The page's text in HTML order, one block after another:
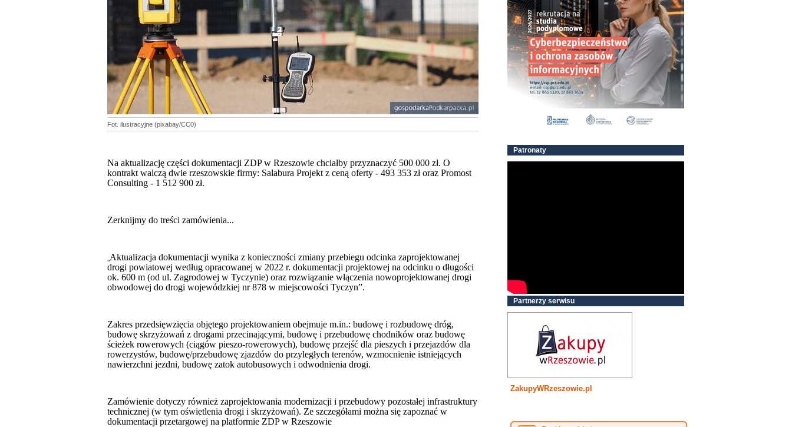
Fot. ilustracyjne (pixabay/CC0)
Na aktualizację części dokumentacji ZDP w Rzeszowie chciałby przyznaczyć 500 000 zł. O
kontrakt walczą dwie rzeszowskie firmy: Salabura Projekt z ceną oferty - 493 353 zł oraz Promost
Consulting - 1 512 900 zł.
Zerknijmy do treści zamówienia...
„Aktualizacja dokumentacji wynika z konieczności zmiany przebiegu odcinka zaprojektowanej
drogi powiatowej według opracowanej w 2022 r. dokumentacji projektowej na odcinku o długości
ok. 600 m (od ul. Zagrodowej w Tyczynie) oraz rozwiązanie włączenia nowoprojektowanej drogi
obwodowej do drogi wojewódzkiej nr 878 w miejscowości Tyczyn”.
Zakres przedsięwzięcia objętego projektowaniem obejmuje m.in.: budowę i rozbudowę dróg,
budowę skrzyżowań z drogami przecinającymi, budowę i przebudowę chodników oraz budowę
ścieżek rowerowych (ciągów pieszo-rowerowych), budowę przejść dla pieszych i przejazdów dla
rowerzystów, budowę/przebudowę zjazdów do przyległych terenów, wzmocnienie istniejących
nawierzchni jezdni, budowę zatok autobusowych i odwodnienia drogi.
Zamówienie dotyczy również zaprojektowania modernizacji i przebudowy pozostałej infrastruktury
technicznej (w tym oświetlenia drogi i skrzyżowań). Ze szczegółami można się zapoznać w
dokumentacji przetargowej na platformie ZDP w Rzeszowie
Patronaty
Partnerzy serwisu
ZakupyWRzeszowie.pl